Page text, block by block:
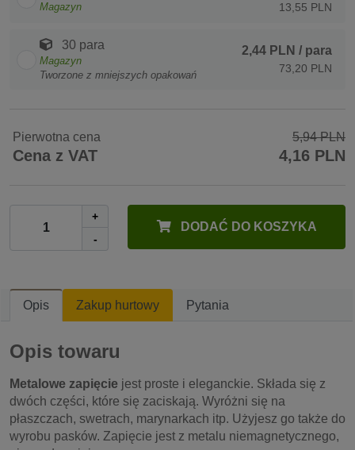
Magazyn 13,55 PLN
30 para
Magazyn
Tworzone z mniejszych opakowań
2,44 PLN / para
73,20 PLN
Pierwotna cena 5,94 PLN
Cena z VAT 4,16 PLN
+
-
DODAĆ DO KOSZYKA
Opis Zakup hurtowy Pytania
Opis towaru
Metalowe zapięcie jest proste i eleganckie. Składa się z
dwóch części, które się zaciskają. Wyróżni się na
płaszczach, swetrach, marynarkach itp. Użyjesz go także do
wyrobu pasków. Zapięcie jest z metalu niemagnetycznego,